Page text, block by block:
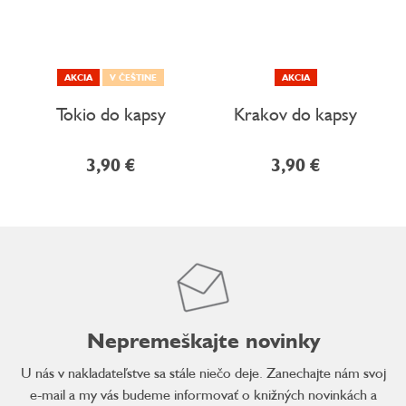
AKCIA V ČEŠTINE
Tokio do kapsy
3,90 €
AKCIA
Krakov do kapsy
3,90 €
Nepremeškajte novinky
U nás v nakladateľstve sa stále niečo deje. Zanechajte nám svoj
e-mail a my vás budeme informovať o knižných novinkách a